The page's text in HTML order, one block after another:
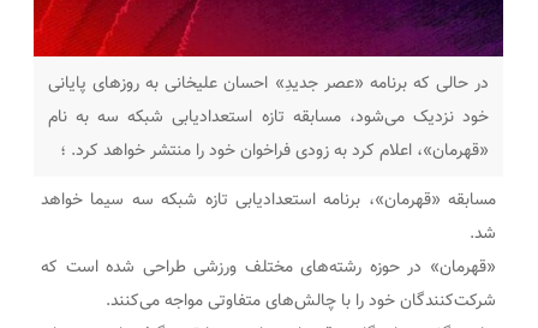
در حالی که برنامه «عصر جدیدِ» احسان علیخانی به روزهای پایانی
خود نزدیک می‌شود، مسابقه تازه استعدادیابی شبکه سه به نام
«قهرمان»، اعلام کرد به زودی فراخوان خود را منتشر خواهد کرد. ؛
مسابقه «قهرمان»، برنامه استعدادیابی تازه شبکه سه سیما خواهد
شد.
«قهرمان» در حوزه رشته‌های مختلف ورزشی طراحی شده است که
شرکت‌کنندگان خود را با چالش‌های متفاوتی مواجه می‌کنند.